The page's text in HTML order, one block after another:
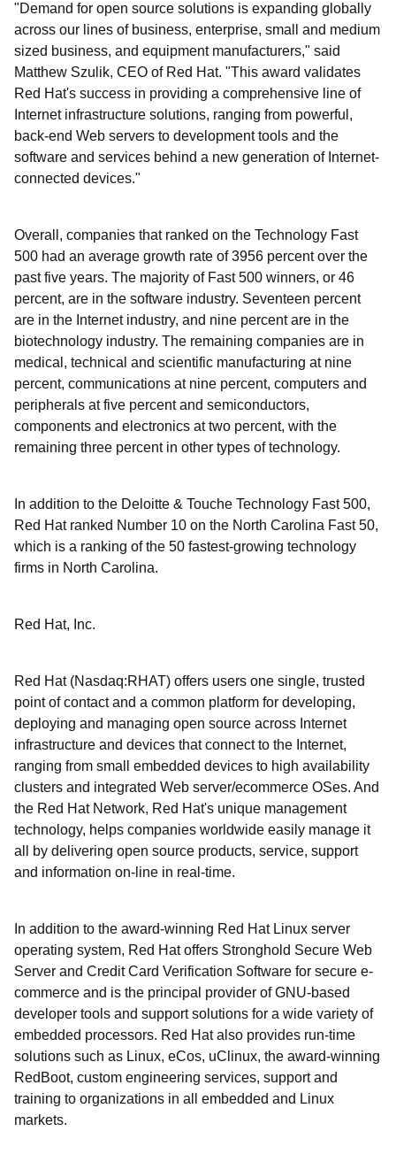
"Demand for open source solutions is expanding globally
across our lines of business, enterprise, small and medium
sized business, and equipment manufacturers," said
Matthew Szulik, CEO of Red Hat. "This award validates
Red Hat's success in providing a comprehensive line of
Internet infrastructure solutions, ranging from powerful,
back-end Web servers to development tools and the
software and services behind a new generation of Internet-
connected devices."
Overall, companies that ranked on the Technology Fast
500 had an average growth rate of 3956 percent over the
past five years. The majority of Fast 500 winners, or 46
percent, are in the software industry. Seventeen percent
are in the Internet industry, and nine percent are in the
biotechnology industry. The remaining companies are in
medical, technical and scientific manufacturing at nine
percent, communications at nine percent, computers and
peripherals at five percent and semiconductors,
components and electronics at two percent, with the
remaining three percent in other types of technology.
In addition to the Deloitte & Touche Technology Fast 500,
Red Hat ranked Number 10 on the North Carolina Fast 50,
which is a ranking of the 50 fastest-growing technology
firms in North Carolina.
Red Hat, Inc.
Red Hat (Nasdaq:RHAT) offers users one single, trusted
point of contact and a common platform for developing,
deploying and managing open source across Internet
infrastructure and devices that connect to the Internet,
ranging from small embedded devices to high availability
clusters and integrated Web server/ecommerce OSes. And
the Red Hat Network, Red Hat's unique management
technology, helps companies worldwide easily manage it
all by delivering open source products, service, support
and information on-line in real-time.
In addition to the award-winning Red Hat Linux server
operating system, Red Hat offers Stronghold Secure Web
Server and Credit Card Verification Software for secure e-
commerce and is the principal provider of GNU-based
developer tools and support solutions for a wide variety of
embedded processors. Red Hat also provides run-time
solutions such as Linux, eCos, uClinux, the award-winning
RedBoot, custom engineering services, support and
training to organizations in all embedded and Linux
markets.